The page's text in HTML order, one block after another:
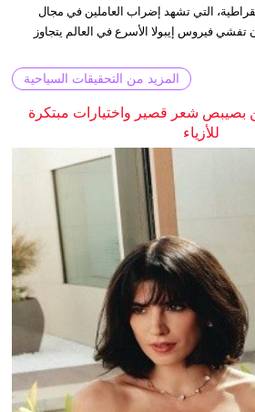
التي تشهد إضراب العاملين في مجال
فيروس إيبولا الأسرع في العالم يتجاوز
المزيد من التحقيقات السياحية
بصيبص شعر قصير واختيارات مبتكرة
للأزياء